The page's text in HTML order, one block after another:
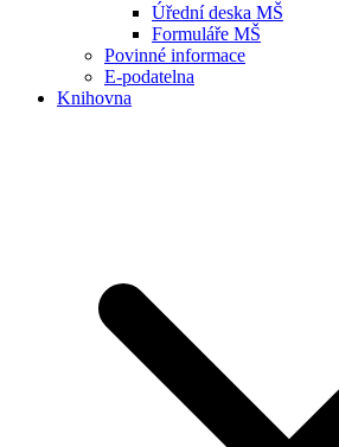
Úřední deska MŠ
Formuláře MŠ
Povinné informace
E-podatelna
Knihovna